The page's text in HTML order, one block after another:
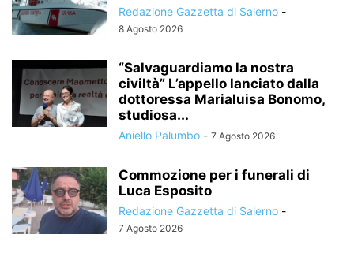
Redazione Gazzetta di Salerno -
8 Agosto 2026
“Salvaguardiamo la nostra
civiltà” L’appello lanciato dalla
dottoressa Marialuisa Bonomo,
studiosa...
Aniello Palumbo - 7 Agosto 2026
Commozione per i funerali di
Luca Esposito
Redazione Gazzetta di Salerno -
7 Agosto 2026